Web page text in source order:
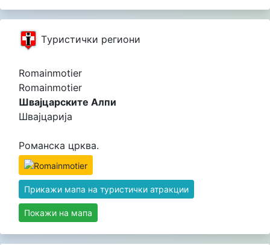
Tуристички региони
Romainmotier
Romainmotier
Швајцарските Алпи
Швајцарија
Романска црква.
Прикажи мапа на туристички атракции
Покажи на мапа